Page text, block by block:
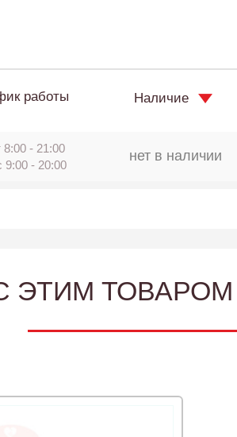
работы Наличие
8:00 - 21:00
9:00 - 20:00
нет в наличии
ЭТИМ